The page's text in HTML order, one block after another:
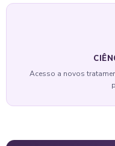
Acesso a novos